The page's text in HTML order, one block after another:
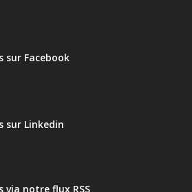
sur Facebook
sur Linkedin
via notre flux RSS